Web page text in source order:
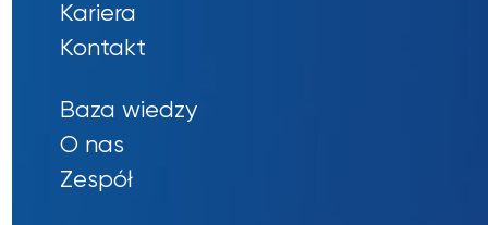
Kariera
Kontakt
Baza wiedzy
O nas
Zespół